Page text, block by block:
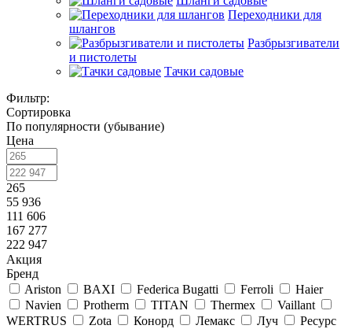
Переходники для
шлангов
Разбрызгиватели
и пистолеты
Тачки садовые
Фильтр:
Сортировка
По популярности (убывание)
Цена
265
55 936
111 606
167 277
222 947
Акция
Бренд
Ariston
BAXI Federica Bugatti Ferroli
Haier
Navien
Protherm TITAN Thermex
Vaillant
WERTRUS
Zota Конорд Лемакс Луч
Ресурс